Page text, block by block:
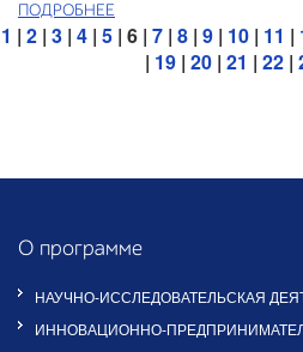
ПОДРОБНЕЕ
1 | 2| 3| 4| 5| 6 | 7| 8| 9| 10| 11 |
| 19 | 20 | 21 | 22 |
О программе
НАУЧНО-ИССЛЕДОВАТЕЛЬСКАЯ
ИННОВАЦИОННО-